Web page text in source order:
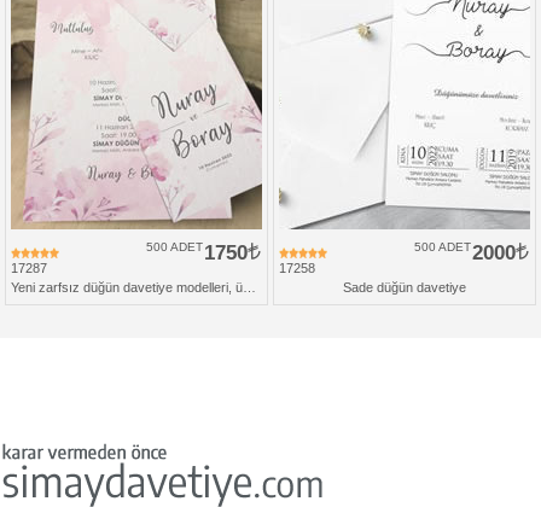
17287
1750
500 ADET
17258
2000
500 ADET
Sade düğün davetiye